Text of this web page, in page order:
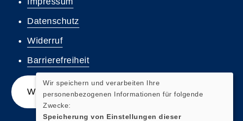
Datenschutz
Widerruf
Barrierefreiheit
Widerrufsformular
Wir speichern und verarbeiten Ihre
personenbezogenen Informationen für folgende
Zwecke:
Speicherung von Einstellungen dieser